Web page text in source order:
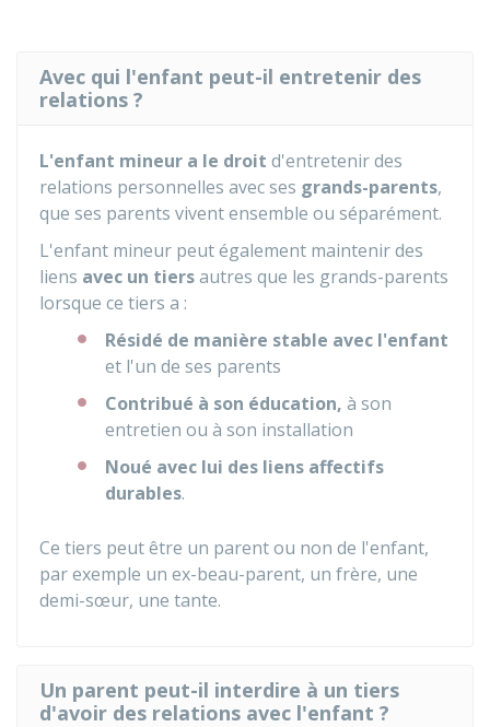
Avec qui l'enfant peut-il entretenir des
relations ?
L'enfant mineur a le droit d'entretenir des
relations personnelles avec ses grands-parents,
que ses parents vivent ensemble ou séparément.
L'enfant mineur peut également maintenir des
liens avec un tiersautres que les grands-parents
lorsque ce tiers a :
Résidé de manière stable avec l'enfant
et l'un de ses parents
Contribué à son éducation, à son
entretien ou à son installation
Noué avec lui des liens affectifs
durables.
Ce tiers peut être un parent ou non de l'enfant,
par exemple un ex-beau-parent, un frère, une
demi-sœur, une tante.
Un parent peut-il interdire à un tiers
d'avoir des relations avec l'enfant ?